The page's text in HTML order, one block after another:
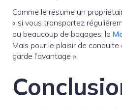
Comme le résume un
« si vous transportez
ou beaucoup de bagages, la
Mais pour le plaisir de conduite
garde l’avantage ».